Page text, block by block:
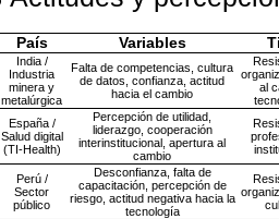
País Variables
India /
Industria
minera y
metalúrgica
Falta de competencias, cultura
de datos, confianza, actitud
hacia el cambio
al
España /
Salud digital
(TI-Health)
Percepción de utilidad,
liderazgo, cooperación
interinstitucional, apertura al
cambio
Perú /
Sector
público
Desconfianza, falta de
capacitación, percepción de
riesgo, actitud negativa hacia la
tecnología